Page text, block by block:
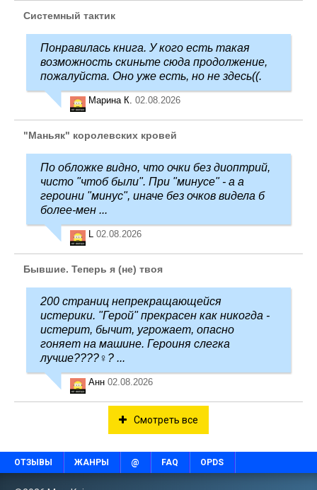
Системный тактик
Понравилась книга. У кого есть такая
возможность скиньте сюда продолжение,
пожалуйста. Оно уже есть, но не здесь((.
Марина К. 02.08.2026
"Маньяк" королевских кровей
По обложке видно, что очки без диоптрий,
чисто "чтоб были". При "минусе" - а а
героини "минус", иначе без очков видела б
более-мен ...
L 02.08.2026
Бывшие. Теперь я (не) твоя
200 страниц непрекращающейся
истерики. "Герой" прекрасен как никогда -
истерит, бычит, угрожает, опасно
гоняет на машине. Героиня слегка
лучше????‍♀️? ...
Анн 02.08.2026
Смотреть все
ОТЗЫВЫ ЖАНРЫ @ FAQ OPDS